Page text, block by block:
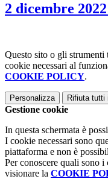
2 dicembre
Questo sito o gli
cookie necessari al
COOKIE POLICY.
Personalizza Rifiuta tutti
Gestione cookie
In questa schermata è
I cookie necessari sono
piattaforma e non è
Per conoscere quali sono
visionare la COOKIE